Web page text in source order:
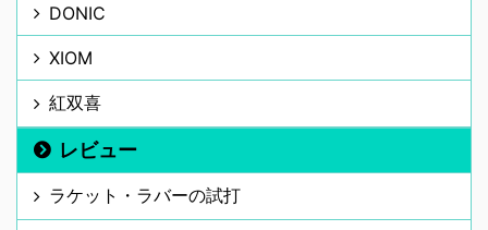
DONIC
XIOM
紅双喜
レビュー
ラケット・ラバーの試打